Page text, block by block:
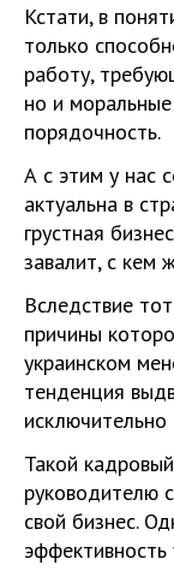
Кстати, в
только
работу,
но и
порядочность.
А с этим у нас
актуальна в
грустная
завалит, с кем
Вследствие
причины
украинском
тенденция
Такой
руководителю
свой бизнес.
эффективность